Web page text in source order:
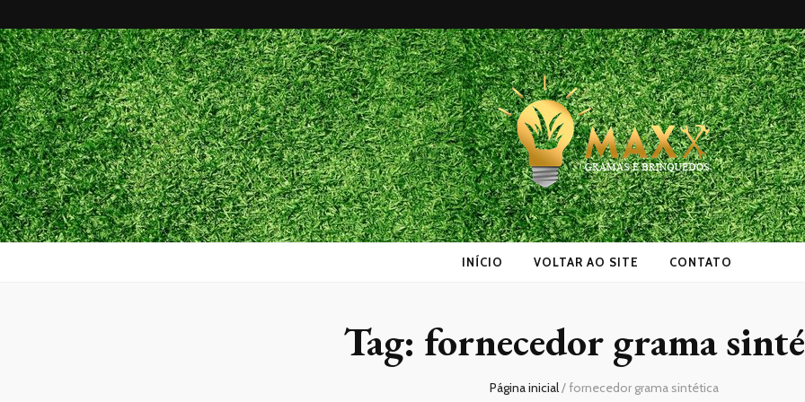
Maxx Gramas
Blog
INÍCIO VOLTAR AO SITE CONTATO
Tag: fornecedor grama
Página inicial/fornecedor grama sintética